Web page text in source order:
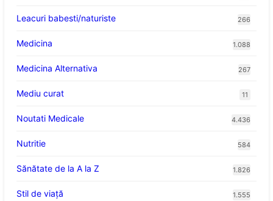
Leacuri babesti/naturiste 266
Medicina 1.088
Medicina Alternativa 267
Mediu curat 11
Noutati Medicale 4.436
Nutritie 584
Sănătate de la A la Z 1.826
Stil de viaţă 1.555